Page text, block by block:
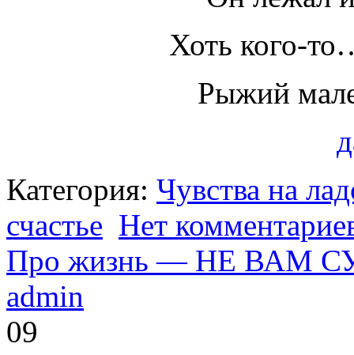
Хоть кого-
Рыжий
Категория: Чувства на
счастье Нет
Про жизнь — НЕ ВАМ
admin
09